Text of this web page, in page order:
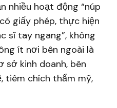
nhiều hoạt động “núp
giấy phép, thực hiện
sĩ tay ngang”, không
ít nơi bên ngoài là
sở kinh doanh, bên
tiêm chích thẩm mỹ,